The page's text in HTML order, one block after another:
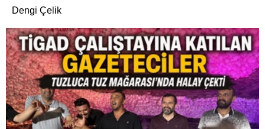
Dengi Çelik